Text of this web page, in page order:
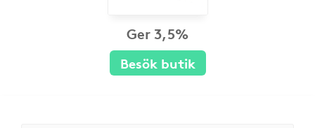
Ger 3,5%
Besök butik